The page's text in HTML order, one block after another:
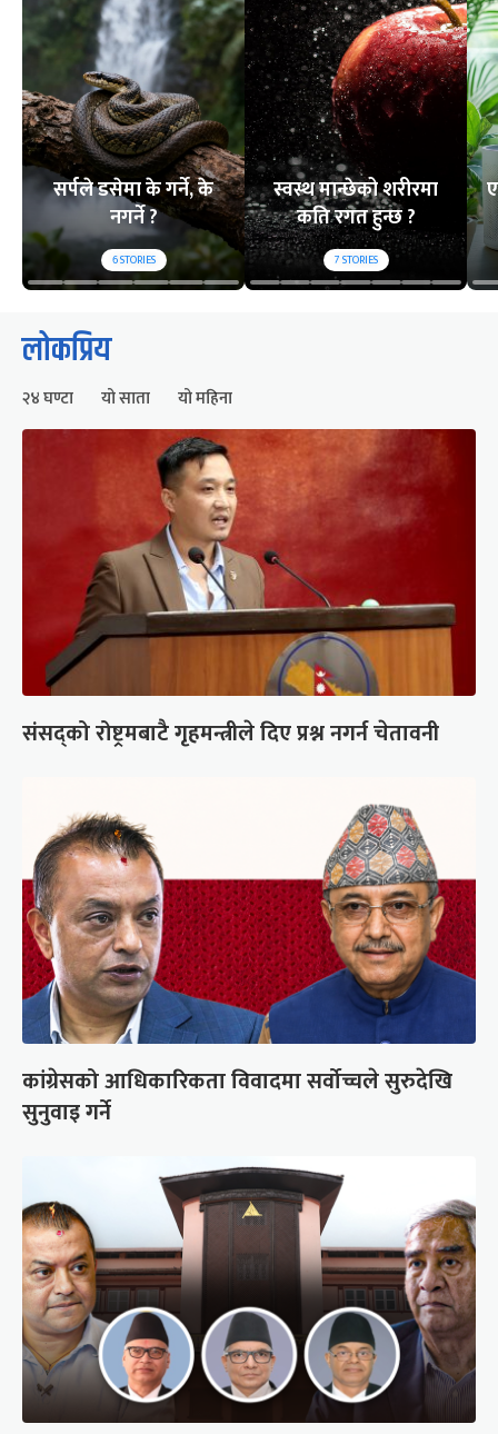
सर्पले डसेमा के गर्ने, के
नगर्ने ?
6STORIES
स्वस्थ मान्छेको शरीरमा
कति रगत हुन्छ ?
7STORIES
लोकप्रिय
२४ घण्टा यो साता यो महिना
संसद्को रोष्ट्रमबाटै गृहमन्त्रीले दिए प्रश्न नगर्न चेतावनी
कांग्रेसको आधिकारिकता विवादमा सर्वोच्चले सुरुदेखि
सुनुवाइ गर्ने